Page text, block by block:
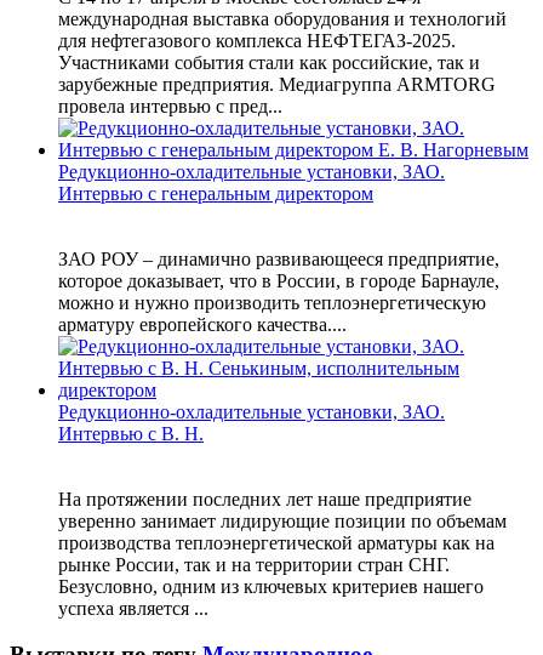
международная выставка оборудования и технологий
для нефтегазового комплекса НЕФТЕГАЗ-2025.
Участниками события стали как российские, так и
зарубежные предприятия. Медиагруппа ARMTORG
провела интервью с пред...
Редукционно-охладительные установки, ЗАО.
Интервью с генеральным директором
ЗАО РОУ – динамично развивающееся предприятие,
которое доказывает, что в России, в городе Барнауле,
можно и нужно производить теплоэнергетическую
арматуру европейского качества....
Редукционно-охладительные установки, ЗАО.
Интервью с В. Н.
На протяжении последних лет наше предприятие
уверенно занимает лидирующие позиции по объемам
производства теплоэнергетической арматуры как на
рынке России, так и на территории стран СНГ.
Безусловно, одним из ключевых критериев нашего
успеха является ...